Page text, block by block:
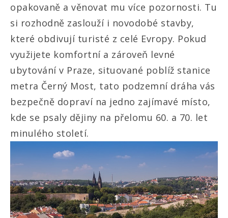
opakovaně a věnovat mu více pozornosti. Tu
si rozhodně zaslouží i novodobé stavby,
které obdivují turisté z celé Evropy. Pokud
využijete komfortní a zároveň levné
ubytování v Praze, situované poblíž stanice
metra Černý Most, tato podzemní dráha vás
bezpečně dopraví na jedno zajímavé místo,
kde se psaly dějiny na přelomu 60. a 70. let
minulého století.